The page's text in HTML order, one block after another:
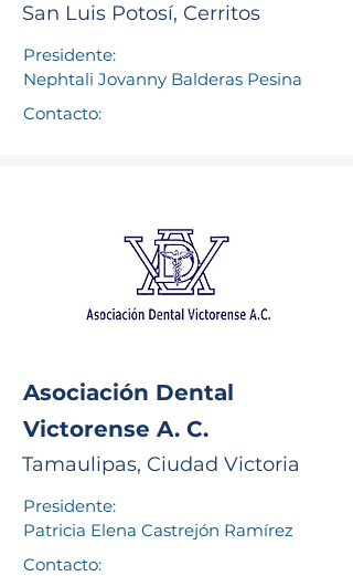
San Luis Potosí, Cerritos
Presidente:
Nephtali Jovanny Balderas Pesina
Contacto:
Asociación Dental
Victorense A. C.
Tamaulipas, Ciudad Victoria
Presidente:
Patricia Elena Castrejón Ramírez
Contacto: